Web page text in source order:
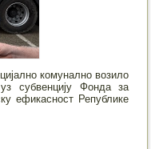
комунално возило
субвенцију Фонда за
ефикасност Републике